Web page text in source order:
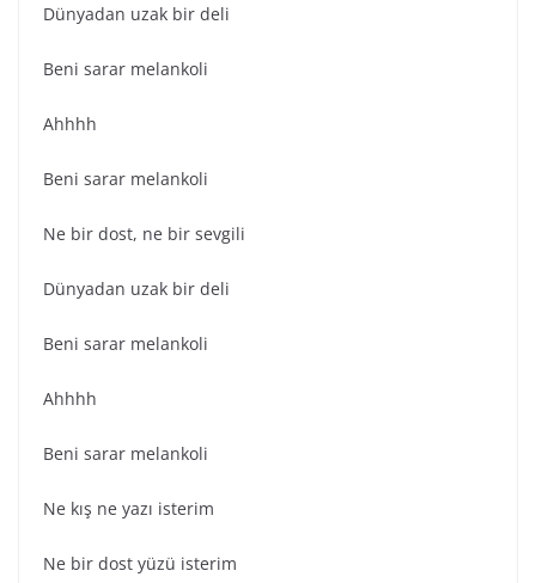
Dünyadan uzak bir deli
Beni sarar melankoli
Ahhhh
Beni sarar melankoli
Ne bir dost, ne bir sevgili
Dünyadan uzak bir deli
Beni sarar melankoli
Ahhhh
Beni sarar melankoli
Ne kış ne yazı isterim
Ne bir dost yüzü isterim